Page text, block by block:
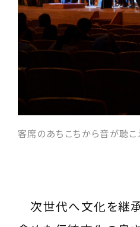
客席のあちこちから音が聴
次世代へ文化を継承